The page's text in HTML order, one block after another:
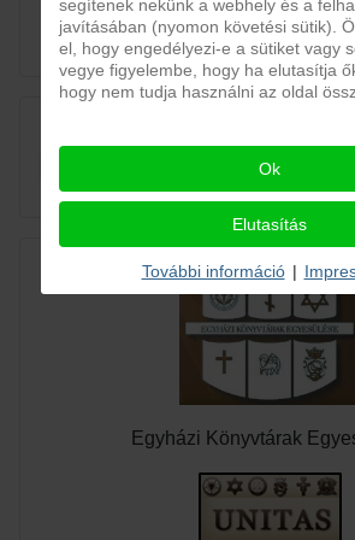
Joomla Socialby
Egyházi Könyvtárak
segítenek nekünk a webhely és a
javításában (nyomon követési sütik).
el, hogy engedélyezi-e a sütiket vagy
vegye figyelembe, hogy ha elutasítja
hogy nem tudja használni az oldal
Ok
Elutasítás
További információ |